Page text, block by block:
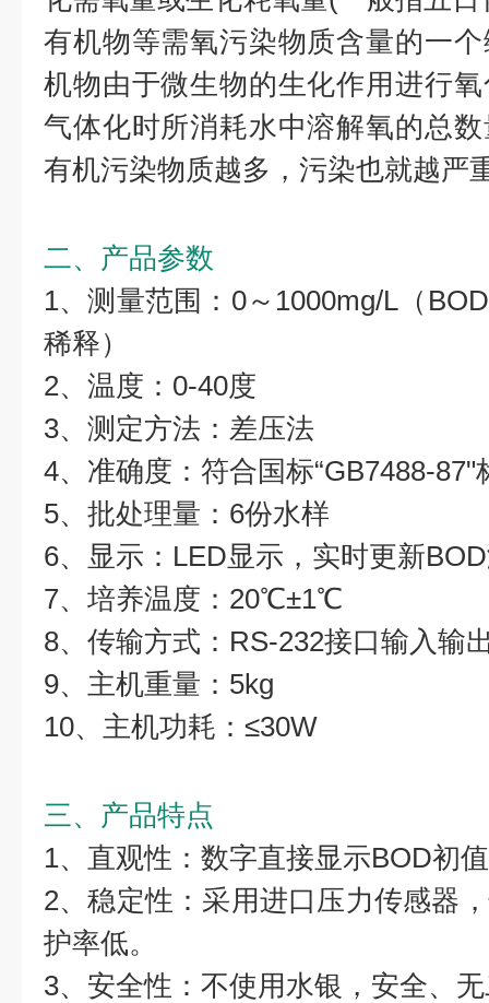
有机物等需氧污染物质含量的一
机物由于微生物的生化作用进行
气体化时所消耗水中溶解氧的总
有机污染物质越多，污染也就越严
二、产品参数
1、测量范围：0～1000mg/L（
稀释）
2、温度：0-40度
3、测定方法：差压法
4、准确度：符合国标“GB7488-87"
5、批处理量：6份水样
6、显示：LED显示，实时更新
7、培养温度：20℃±1℃
8、传输方式：RS-232接口输入输
9、主机重量：5kg
10、主机功耗：≤30W
三、产品特点
1、直观性：数字直接显示BOD初
2、稳定性：采用进口压力传感器
护率低。
3、安全性：不使用水银，安全、